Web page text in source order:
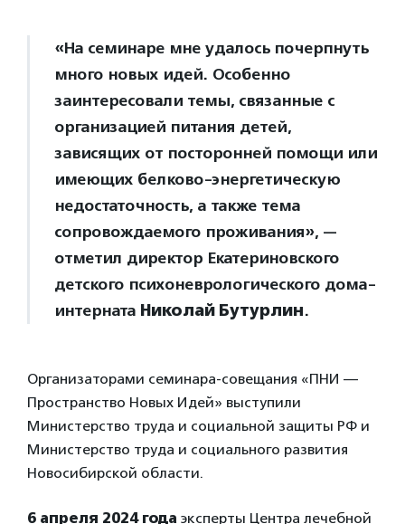
«На семинаре мне удалось почерпнуть
много новых идей. Особенно
заинтересовали темы, связанные с
организацией питания детей,
зависящих от посторонней помощи или
имеющих белково-энергетическую
недостаточность, а также тема
сопровождаемого проживания», —
отметил директор Екатериновского
детского психоневрологического дома-
интерната Николай Бутурлин.
Организаторами семинара-совещания «ПНИ —
Пространство Новых Идей» выступили
Министерство труда и социальной защиты РФ и
Министерство труда и социального развития
Новосибирской области.
6 апреля 2024 года эксперты Центра лечебной